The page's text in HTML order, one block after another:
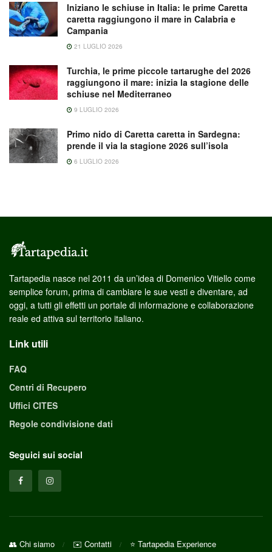
Iniziano le schiuse in Italia: le prime Caretta
caretta raggiungono il mare in Calabria e
Campania
21 LUGLIO 2026
Turchia, le prime piccole tartarughe del 2026
raggiungono il mare: inizia la stagione delle
schiuse nel Mediterraneo
9 LUGLIO 2026
Primo nido di Caretta caretta in Sardegna:
prende il via la stagione 2026 sull’isola
6 LUGLIO 2026
Tartapedia nasce nel 2011 da un’idea di Domenico Vitiello come
semplice forum, prima di cambiare le sue vesti e diventare, ad
oggi, a tutti gli effetti un portale di informazione e collaborazione
reale ed attiva sul territorio italiano.
Link utili
FAQ
Centri di Recupero
Uffici CITES
Regole condivisione dati
Seguici sui social
👥 Chi siamo ✉️ Contatti ⭐ Tartapedia Experience